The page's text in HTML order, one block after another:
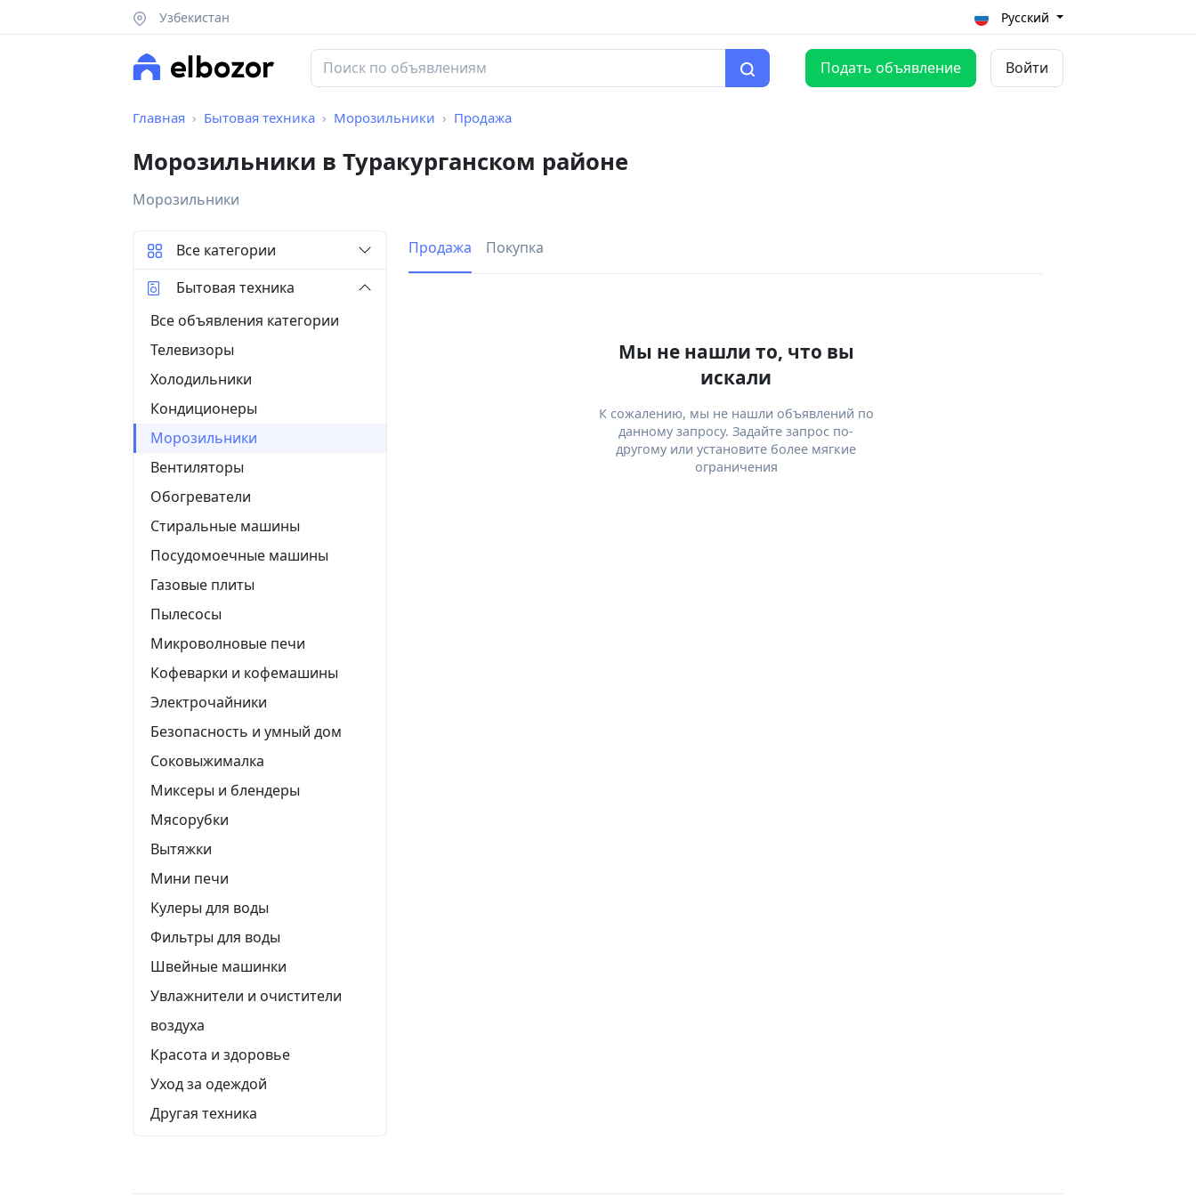
Узбекистан Русский
Подать объявление Войти
Главная Бытовая техника Морозильники Продажа
Морозильники в Туракурганском районе
Морозильники
Продажа Покупка
Мы не нашли то, что вы
искали
К сожалению, мы не нашли объявлений по
данному запросу. Задайте запрос по-
другому или установите более мягкие
ограничения
Все категории
Бытовая техника
Все объявления категории
Телевизоры
Холодильники
Кондиционеры
Морозильники
Вентиляторы
Обогреватели
Стиральные машины
Посудомоечные машины
Газовые плиты
Пылесосы
Микроволновые печи
Кофеварки и кофемашины
Электрочайники
Безопасность и умный дом
Соковыжималка
Миксеры и блендеры
Мясорубки
Вытяжки
Мини печи
Кулеры для воды
Фильтры для воды
Швейные машинки
Увлажнители и очистители
воздуха
Красота и здоровье
Уход за одеждой
Другая техника